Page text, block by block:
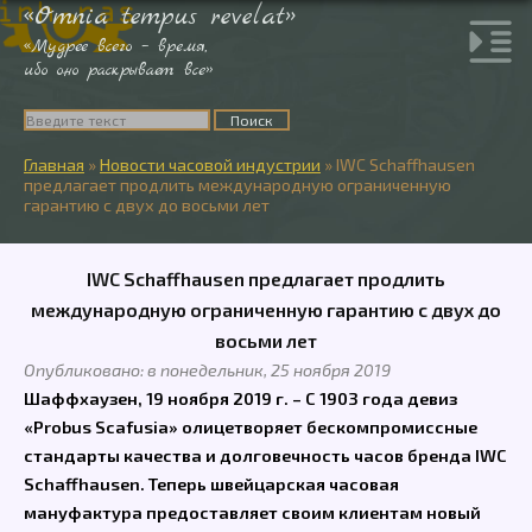
«Omnia tempus revelat»
«Мудрее всего – время,
ибо оно раскрывает все»
Главная »Новости часовой индустрии »IWC Schaffhausen
предлагает продлить международную ограниченную
гарантию с двух до восьми лет
IWC Schaffhausen предлагает продлить
международную ограниченную гарантию с двух до
восьми лет
Опубликовано: в понедельник, 25 ноября 2019
Шаффхаузен, 19 ноября 2019 г. – С 1903 года девиз
«Probus Scafusia» олицетворяет бескомпромиссные
стандарты качества и долговечность часов бренда IWC
Schaffhausen. Теперь швейцарская часовая
мануфактура предоставляет своим клиентам новый